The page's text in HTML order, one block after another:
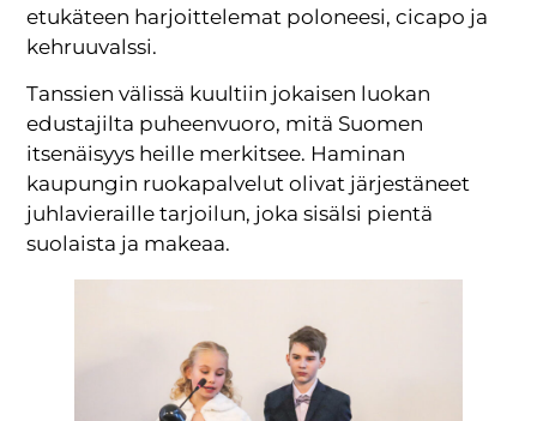
etukäteen harjoittelemat poloneesi, cicapo ja
kehruuvalssi.
Tanssien välissä kuultiin jokaisen luokan
edustajilta puheenvuoro, mitä Suomen
itsenäisyys heille merkitsee. Haminan
kaupungin ruokapalvelut olivat järjestäneet
juhlavieraille tarjoilun, joka sisälsi pientä
suolaista ja makeaa.